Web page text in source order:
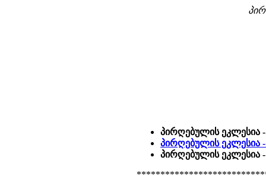
პირღებულის ეკლესია
პირღებულის ეკლესია -
პირღებულის